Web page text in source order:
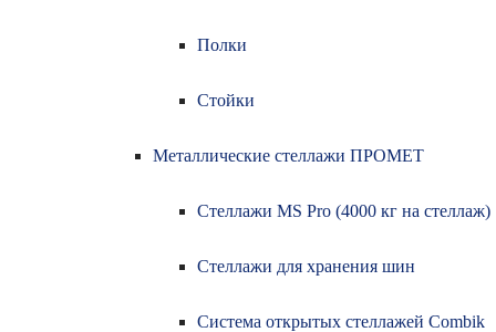
Полки
Стойки
Металлические стеллажи ПРОМЕТ
Стеллажи MS Pro (4000 кг на стеллаж)
Стеллажи для хранения шин
Система открытых стеллажей Combik